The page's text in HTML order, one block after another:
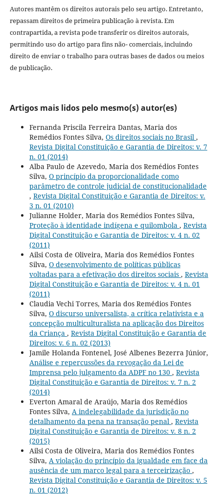
Autores mantêm os direitos autorais pelo seu artigo. Entretanto,
repassam direitos de primeira publicação à revista. Em
contrapartida, a revista pode transferir os direitos autorais,
permitindo uso do artigo para fins não- comerciais, incluindo
direito de enviar o trabalho para outras bases de dados ou meios
de publicação.
Artigos mais lidos pelo mesmo(s) autor(es)
Fernanda Priscila Ferreira Dantas, Maria dos
Remédios Fontes Silva, Os direitos sociais no Brasil ,
Revista Digital Constituição e Garantia de Direitos: v. 7
n. 01 (2014)
Alba Paulo de Azevedo, Maria dos Remédios Fontes
Silva, O princípio da proporcionalidade como
parâmetro de controle judicial de constitucionalidade
, Revista Digital Constituição e Garantia de Direitos: v.
3 n. 01 (2010)
Julianne Holder, Maria dos Remédios Fontes Silva,
Proteção à identidade indígena e quilombola , Revista
Digital Constituição e Garantia de Direitos: v. 4 n. 02
(2011)
Ailsi Costa de Oliveira, Maria dos Remédios Fontes
Silva, O desenvolvimento de políticas públicas
voltadas para a efetivação dos direitos sociais , Revista
Digital Constituição e Garantia de Direitos: v. 4 n. 01
(2011)
Claudia Vechi Torres, Maria dos Remédios Fontes
Silva, O discurso universalista, a crítica relativista e a
concepção multiculturalista na aplicação dos Direitos
da Criança , Revista Digital Constituição e Garantia de
Direitos: v. 6 n. 02 (2013)
Jamile Holanda Fontenel, José Albenes Bezerra Júnior,
Análise e repercussões da revogação da Lei de
Imprensa pelo julgamento da ADPF no 130 , Revista
Digital Constituição e Garantia de Direitos: v. 7 n. 2
(2014)
Everton Amaral de Araújo, Maria dos Remédios
Fontes Silva, A indelegabilidade da jurisdição no
detalhamento da pena na transação penal , Revista
Digital Constituição e Garantia de Direitos: v. 8 n. 2
(2015)
Ailsi Costa de Oliveira, Maria dos Remédios Fontes
Silva, A violação do princípio da igualdade em face da
ausência de um marco legal para a terceirização ,
Revista Digital Constituição e Garantia de Direitos: v. 5
n. 01 (2012)